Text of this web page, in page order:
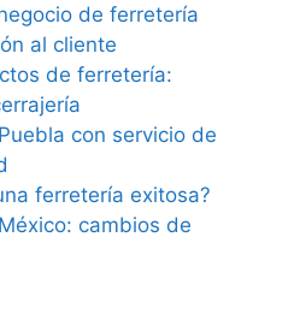
de ferretería
al cliente
de ferretería:
con servicio de
ferretería exitosa?
cambios de